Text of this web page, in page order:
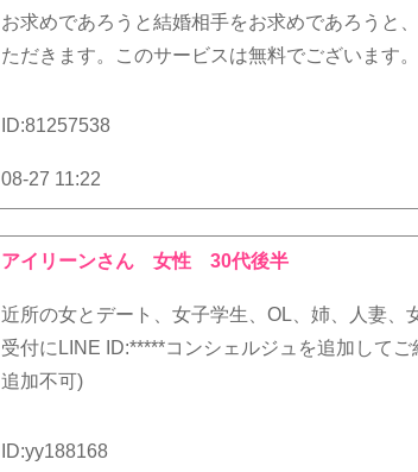
お求めであろうと結婚相手をお求めであろうと
ただきます。このサービスは無料でございます。
ID:81257538
08-27 11:22
アイリーンさん 女性 30代後半
近所の女とデート、女子学生、OL、姉、人妻、
受付にLINE ID:*****コンシェルジュを追加して
追加不可)
ID:yy188168